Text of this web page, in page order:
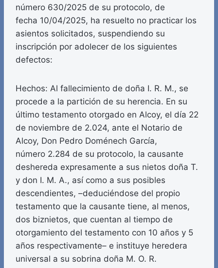
número 630/2025 de su protocolo, de
fecha 10/04/2025, ha resuelto no practicar los
asientos solicitados, suspendiendo su
inscripción por adolecer de los siguientes
defectos:
Hechos: Al fallecimiento de doña I. R. M., se
procede a la partición de su herencia. En su
último testamento otorgado en Alcoy, el día 22
de noviembre de 2.024, ante el Notario de
Alcoy, Don Pedro Doménech García,
número 2.284 de su protocolo, la causante
deshereda expresamente a sus nietos doña T.
y don I. M. A., así como a sus posibles
descendientes, –deduciéndose del propio
testamento que la causante tiene, al menos,
dos biznietos, que cuentan al tiempo de
otorgamiento del testamento con 10 años y 5
años respectivamente– e instituye heredera
universal a su sobrina doña M. O. R.